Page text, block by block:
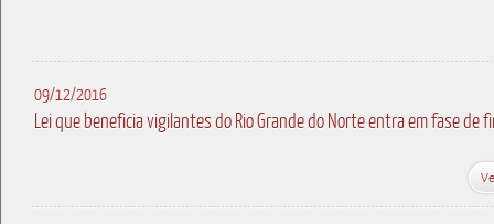
09/12/2016
Lei que beneficia vigilantes do Rio Grande do Norte entra em fase de